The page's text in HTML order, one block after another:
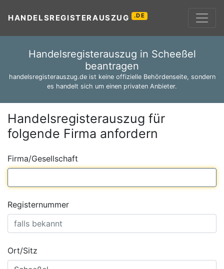
HANDELSREGISTERAUSZUG .DE
Handelsregisterauszug in Scheeßel
beantragen
handelsregisterauszug.de ist keine offizielle Behördenseite, sondern
es handelt sich um einen privaten Anbieter.
Handelsregisterauszug für
folgende Firma anfordern
Firma/Gesellschaft
Registernummer
Ort/Sitz